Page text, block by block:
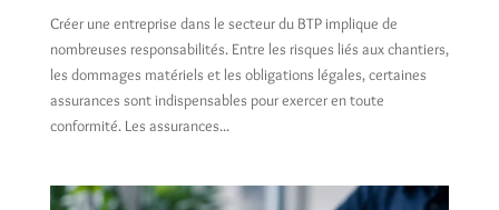
Créer une entreprise dans le secteur du BTP implique de
nombreuses responsabilités. Entre les risques liés aux chantiers,
les dommages matériels et les obligations légales, certaines
assurances sont indispensables pour exercer en toute
conformité. Les assurances...